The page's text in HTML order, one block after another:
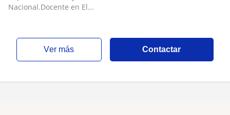
Nacional.Docente en El...
ver más Contactar